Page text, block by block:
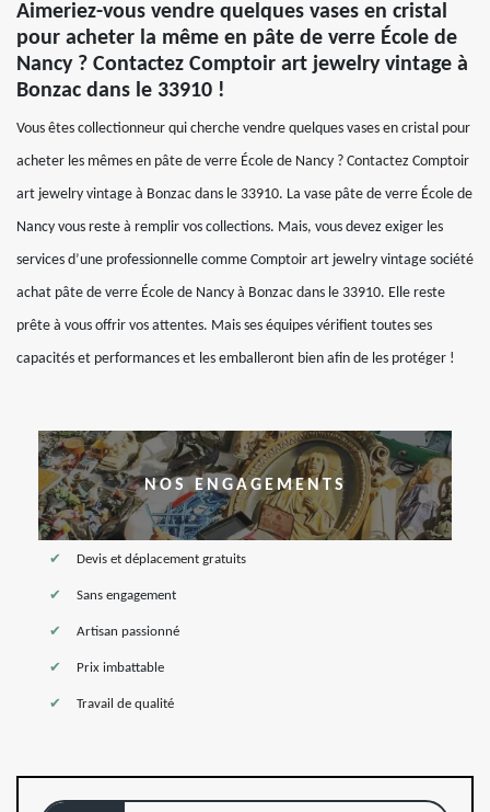
Aimeriez-vous vendre quelques vases en cristal
pour acheter la même en pâte de verre École de
Nancy ? Contactez Comptoir art jewelry vintage à
Bonzac dans le 33910 !
Vous êtes collectionneur qui cherche vendre quelques vases en cristal pour
acheter les mêmes en pâte de verre École de Nancy ? Contactez Comptoir
art jewelry vintage à Bonzac dans le 33910. La vase pâte de verre École de
Nancy vous reste à remplir vos collections. Mais, vous devez exiger les
services d’une professionnelle comme Comptoir art jewelry vintage société
achat pâte de verre École de Nancy à Bonzac dans le 33910. Elle reste
prête à vous offrir vos attentes. Mais ses équipes vérifient toutes ses
capacités et performances et les emballeront bien afin de les protéger !
NOS ENGAGEMENTS
Devis et déplacement gratuits
Sans engagement
Artisan passionné
Prix imbattable
Travail de qualité